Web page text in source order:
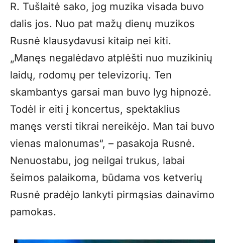
R. Tušlaitė sako, jog muzika visada buvo
dalis jos. Nuo pat mažų dienų muzikos
Rusnė klausydavusi kitaip nei kiti.
„Manęs negalėdavo atplėšti nuo muzikinių
laidų, rodomų per televizorių. Ten
skambantys garsai man buvo lyg hipnozė.
Todėl ir eiti į koncertus, spektaklius
manęs versti tikrai nereikėjo. Man tai buvo
vienas malonumas“, – pasakoja Rusnė.
Nenuostabu, jog neilgai trukus, labai
šeimos palaikoma, būdama vos ketverių
Rusnė pradėjo lankyti pirmąsias dainavimo
pamokas.